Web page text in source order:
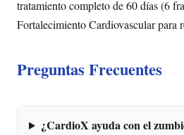
tratamiento completo de 60 días (6
Fortalecimiento Cardiovascular para
Preguntas Frecuentes
¿CardioX ayuda con el